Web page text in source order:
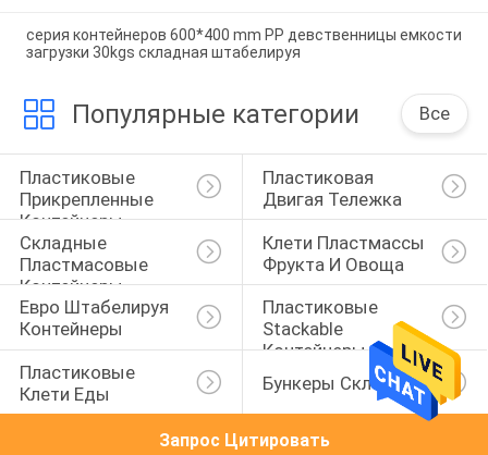
серия контейнеров 600*400 mm PP девственницы емкости
загрузки 30kgs складная штабелируя
Популярные категории Все
Пластиковые
Прикрепленные
Контейнеры
Крышки
Пластиковая
Двигая Тележка
Складные
Пластмасовые
Контейнеры
Клети Пластмассы
Фрукта И Овоща
Евро Штабелируя
Контейнеры
Пластиковые
Stackable
Контейнеры
Пластиковые
Клети Еды
Бункеры Склада
Запрос Цитировать